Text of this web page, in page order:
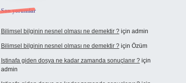
Son yorumlar
Bilimsel bilginin nesnel olması ne demektir ?için admin
Bilimsel bilginin nesnel olması ne demektir ?için Özüm
Istinafa giden dosya ne kadar zamanda sonuçlanır ?için
admin